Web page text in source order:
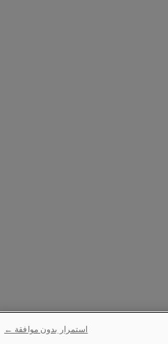
استمرار بدون موافقة ←